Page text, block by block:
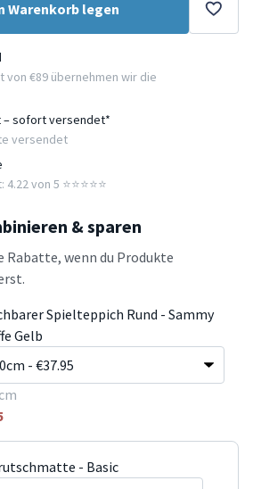
Warenkorb legen
€89 übernehmen wir die
– sofort versendet*
versendet
von 5 ⭐️⭐️⭐️⭐️⭐️
& sparen
Rabatte, wenn du Produkte
Spielteppich Rund - Sammy
Gelb
- Basic